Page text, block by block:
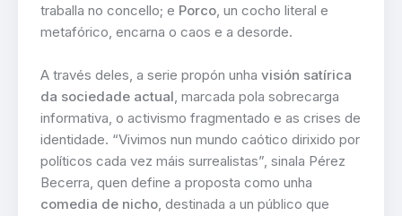
traballa no concello; e Porco, un cocho literal e
metafórico, encarna o caos e a desorde.
A través deles, a serie propón unha visión satírica
da sociedade actual, marcada pola sobrecarga
informativa, o activismo fragmentado e as crises de
identidade. “Vivimos nun mundo caótico dirixido por
políticos cada vez máis surrealistas”, sinala Pérez
Becerra, quen define a proposta como unha
comedia de nicho, destinada a un público que